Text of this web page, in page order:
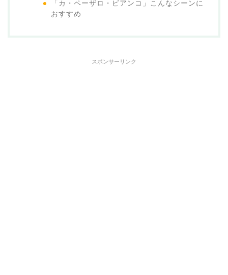
「カ・ペーザロ・ビアンコ」こんなシーンに
おすすめ
スポンサーリンク